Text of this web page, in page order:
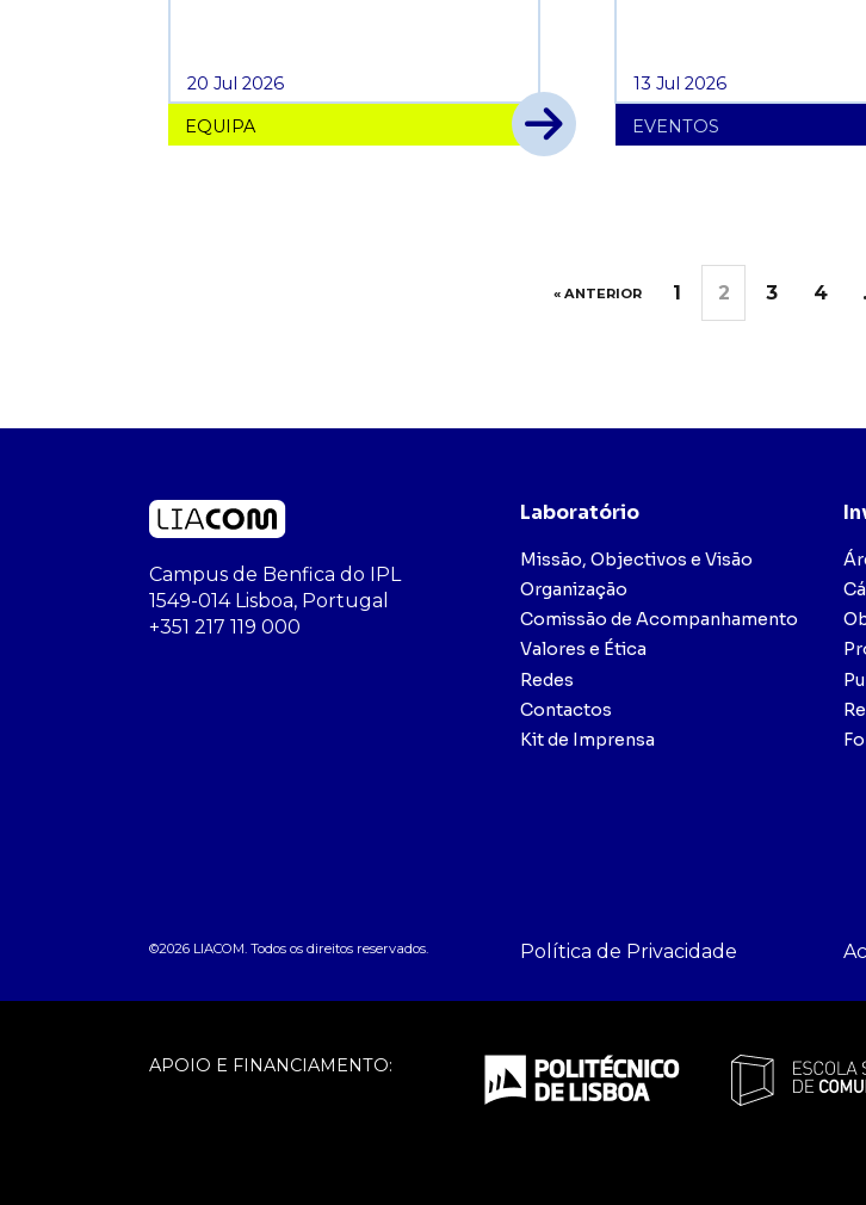
20 Jul 2026
EQUIPA
13 Jul 2026
EVENTOS
« ANTERIOR 1 2 3 4
Campus de Benfica do IPL
1549-014 Lisboa, Portugal
+351 217 119 000
Laboratório
Missão, Objectivos e Visão
Organização
Comissão de Acompanhamento
Valores e Ética
Redes
Contactos
Kit de Imprensa
Política de Privacidade
©2026 LIACOM. Todos os direitos reservados.
APOIO E FINANCIAMENTO: